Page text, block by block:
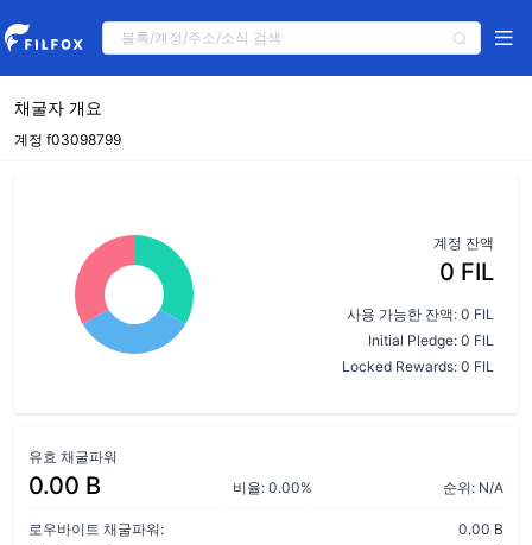
채굴자 개요
계정 f03098799
계정 잔액
0 FIL
사용 가능한 잔액: 0 FIL
Initial Pledge: 0 FIL
Locked Rewards: 0 FIL
유효 채굴파워
0.00 B 비율: 0.00% 순위: N/A
로우바이트 채굴파워:
0.00 B